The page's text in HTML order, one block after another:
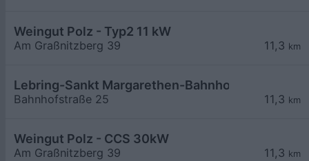
11,3 km
Weingut Polz - Typ2 11 kW
Am Graßnitzberg 39
11,3 km
Lebring-Sankt Margarethen-Bahnhofstraße 25
Bahnhofstraße 25
11,3 km
Weingut Polz - CCS 30kW
Am Graßnitzberg 39